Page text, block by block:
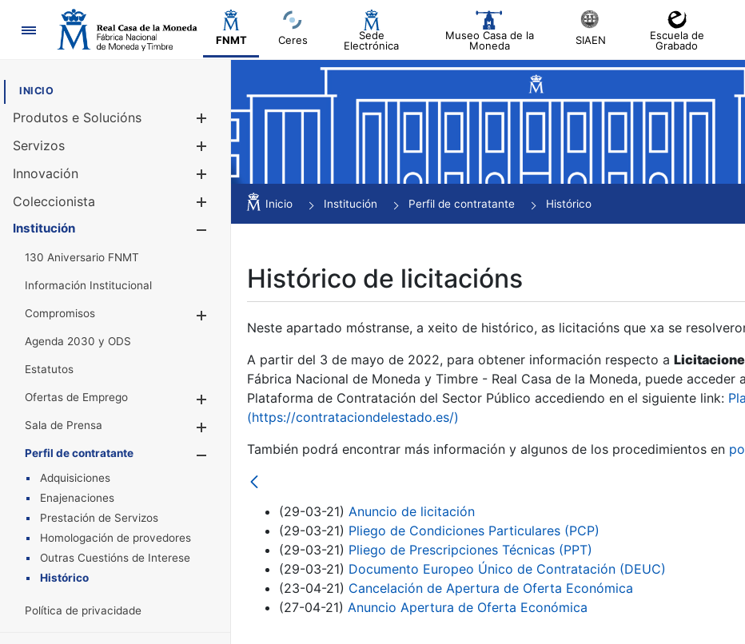
Navegación
FNMT Ceres
Sede
Electrónica
Museo Casa de la
Moneda
SIAEN
Escuela de
Grabado
INICIO
Produtos e Solucións
Mostrar/Ocultar
Servizos
Innovación
Coleccionista
Mostrar/Ocultar
Institución
130 Aniversario FNMT
Información Institucional
Compromisos
Agenda 2030 y ODS
Estatutos
Ofertas de Emprego
Mostrar/Ocultar
Sala de Prensa
Mostrar/Ocultar
Perfil de contratante
Mostrar/Ocultar
Adquisiciones
Enajenaciones
Prestación de Servizos
Homologación de provedores
Outras Cuestións de Interese
Histórico
Política de privacidade
Inicio Institución Perfil de contratante Histórico
Histórico de licitacións
Neste apartado móstranse, a xeito de histórico, as licitacións que xa se
A partir del 3 de mayo de 2022, para obtener información respecto a
Fábrica Nacional de Moneda y Timbre - Real Casa de la Moneda, puede
Plataforma de Contratación del Sector Público accediendo en el siguiente link:
(https://contrataciondelestado.es/)
También podrá encontrar más información y algunos de los procedimientos en
(29-03-21) Anuncio de licitación
(29-03-21) Pliego de Condiciones Particulares (PCP)
(29-03-21) Pliego de Prescripciones Técnicas (PPT)
(29-03-21) Documento Europeo Único de Contratación (DEUC)
(23-04-21) Cancelación de Apertura de Oferta Económica
(27-04-21) Anuncio Apertura de Oferta Económica